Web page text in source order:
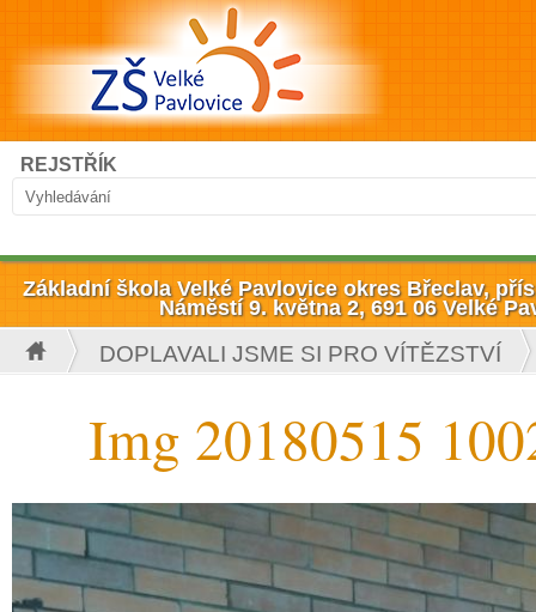
Přejít k hlavnímu obsahu
Vyhledávání
Hledat
REJSTŘÍK
Základní škola Velké Pavlovice okres Břeclav,
Náměstí 9. května 2, 691 06 Velké
Jste zde
DOPLAVALI JSME SI PRO VÍTĚZSTVÍ
Img 20180515